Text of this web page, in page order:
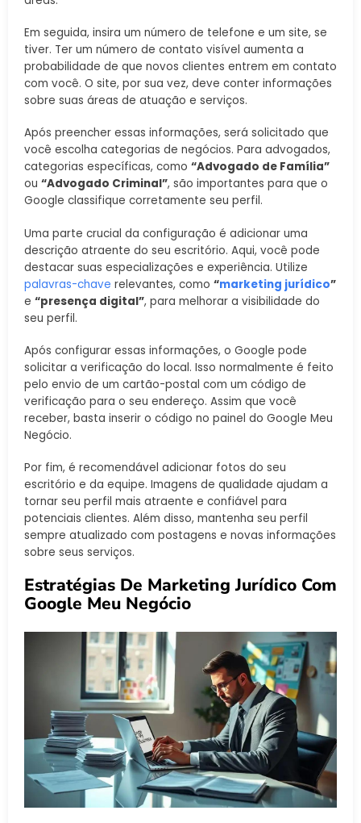
Em seguida, insira um número de telefone e um site, se
tiver. Ter um número de contato visível aumenta a
probabilidade de que novos clientes entrem em contato
com você. O site, por sua vez, deve conter informações
sobre suas áreas de atuação e serviços.
Após preencher essas informações, será solicitado que
você escolha categorias de negócios. Para advogados,
categorias específicas, como “Advogado de Família”
ou “Advogado Criminal”, são importantes para que o
Google classifique corretamente seu perfil.
Uma parte crucial da configuração é adicionar uma
descrição atraente do seu escritório. Aqui, você pode
destacar suas especializações e experiência. Utilize
palavras-chave relevantes, como “marketing jurídico”
e “presença digital”, para melhorar a visibilidade do
seu perfil.
Após configurar essas informações, o Google pode
solicitar a verificação do local. Isso normalmente é feito
pelo envio de um cartão-postal com um código de
verificação para o seu endereço. Assim que você
receber, basta inserir o código no painel do Google Meu
Negócio.
Por fim, é recomendável adicionar fotos do seu
escritório e da equipe. Imagens de qualidade ajudam a
tornar seu perfil mais atraente e confiável para
potenciais clientes. Além disso, mantenha seu perfil
sempre atualizado com postagens e novas informações
sobre seus serviços.
Estratégias De Marketing Jurídico Com
Google Meu Negócio